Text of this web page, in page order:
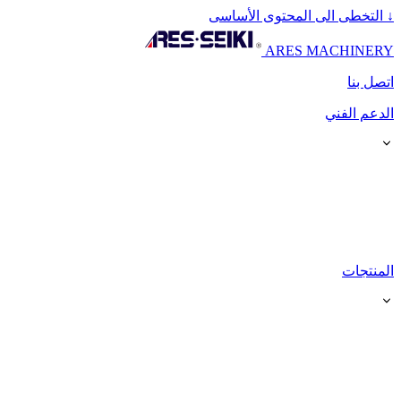
↓ التخطى الى المحتوى الأساسى
ARES MACHINERY
اتصل بنا
الدعم الفني
المنتجات